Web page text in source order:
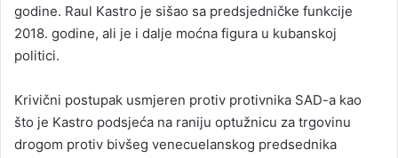
godine. Raul Kastro je sišao sa predsjedničke funkcije
2018. godine, ali je i dalje moćna figura u kubanskoj
politici.
Krivični postupak usmjeren protiv protivnika SAD-a kao
što je Kastro podsjeća na raniju optužnicu za trgovinu
drogom protiv bivšeg venecuelanskog predsednika